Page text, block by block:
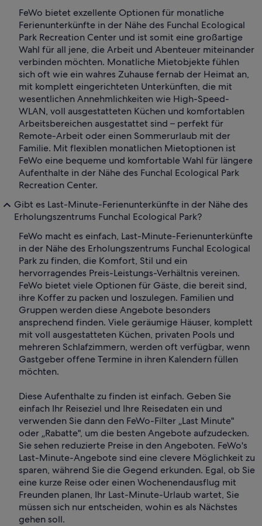
FeWo bietet exzellente Optionen für monatliche
Ferienunterkünfte in der Nähe des Funchal Ecological
Park Recreation Center und ist somit eine großartige
Wahl für all jene, die Arbeit und Abenteuer miteinander
verbinden möchten. Monatliche Mietobjekte fühlen
sich oft wie ein wahres Zuhause fernab der Heimat an,
mit komplett eingerichteten Unterkünften, die mit
wesentlichen Annehmlichkeiten wie High-Speed-
WLAN, voll ausgestatteten Küchen und komfortablen
Arbeitsbereichen ausgestattet sind – perfekt für
Remote-Arbeit oder einen Sommerurlaub mit der
Familie. Mit flexiblen monatlichen Mietoptionen ist
FeWo eine bequeme und komfortable Wahl für längere
Aufenthalte in der Nähe des Funchal Ecological Park
Recreation Center.
Gibt es Last-Minute-Ferienunterkünfte in der Nähe des
Erholungszentrums Funchal Ecological Park?
FeWo macht es einfach, Last-Minute-Ferienunterkünfte
in der Nähe des Erholungszentrums Funchal Ecological
Park zu finden, die Komfort, Stil und ein
hervorragendes Preis-Leistungs-Verhältnis vereinen.
FeWo bietet viele Optionen für Gäste, die bereit sind,
ihre Koffer zu packen und loszulegen. Familien und
Gruppen werden diese Angebote besonders
ansprechend finden. Viele geräumige Häuser, komplett
mit voll ausgestatteten Küchen, privaten Pools und
mehreren Schlafzimmern, werden oft verfügbar, wenn
Gastgeber offene Termine in ihren Kalendern füllen
möchten.
Diese Aufenthalte zu finden ist einfach. Geben Sie
einfach Ihr Reiseziel und Ihre Reisedaten ein und
verwenden Sie dann den FeWo-Filter „Last Minute"
oder „Rabatte", um die besten Angebote aufzudecken.
Sie sehen reduzierte Preise in den Angeboten. FeWo's
Last-Minute-Angebote sind eine clevere Möglichkeit zu
sparen, während Sie die Gegend erkunden. Egal, ob Sie
eine kurze Reise oder einen Wochenendausflug mit
Freunden planen, Ihr Last-Minute-Urlaub wartet, Sie
müssen sich nur entscheiden, wohin es als Nächstes
gehen soll.